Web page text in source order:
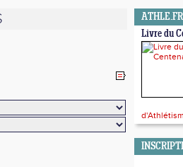
ATHLE.FR
Livre du